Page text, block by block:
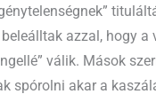
azzal, hogy a
válik. Mások
spórolni akar a